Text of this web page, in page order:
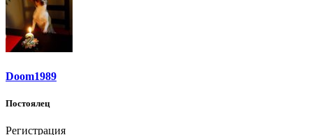
Doom1989
Постоялец
Регистрация